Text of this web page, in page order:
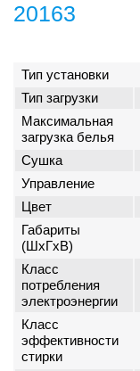
20163
Тип установки
Тип загрузки
Максимальная
загрузка белья
Сушка
Управление
Цвет
Габариты
(ШxГxВ)
Класс
потребления
электроэнергии
Класс
эффективности
стирки